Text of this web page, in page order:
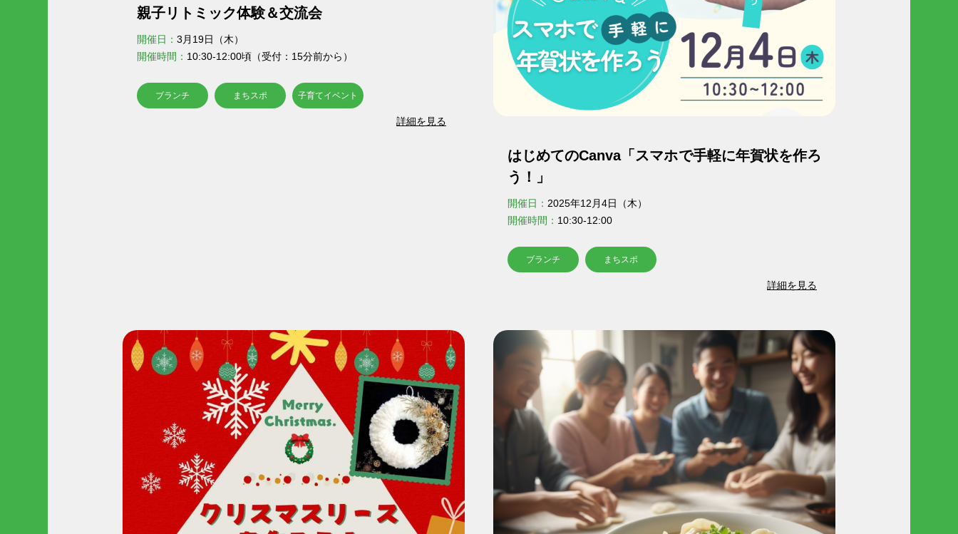
親子リトミック体験＆交流会
開催日： 3月19日（木）
開催時間： 10:30-12:00頃（受付：15分前から）
ブランチ まちスポ 子育てイベント
詳細を見る
はじめてのCanva「スマホで手軽に年賀状を作ろ
う！」
開催日： 2025年12月4日（木）
開催時間： 10:30-12:00
ブランチ まちスポ
詳細を見る